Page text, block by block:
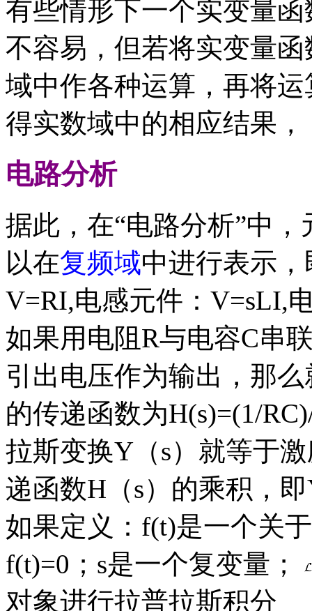
有些情形下一个实变量
不容易，但若将实变量
域中作各种运算，再将
得实数域中的相应结果，
电路分析
据此，在“电路分析”中
以在复频域中进行表示
V=RI,电感元件：V=sLI,
如果用电阻R与电容C串
引出电压作为输出，那
的传递函数为H(s)=(1/
拉斯变换Y（s）就等于
递函数H（s）的乘积，
如果定义：f(t)是一个关
f(t)=0；s是一个复变量；
对象进行拉普拉斯积分